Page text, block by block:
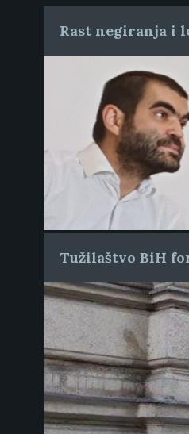
Rast negiranja i
Tužilaštvo BiH